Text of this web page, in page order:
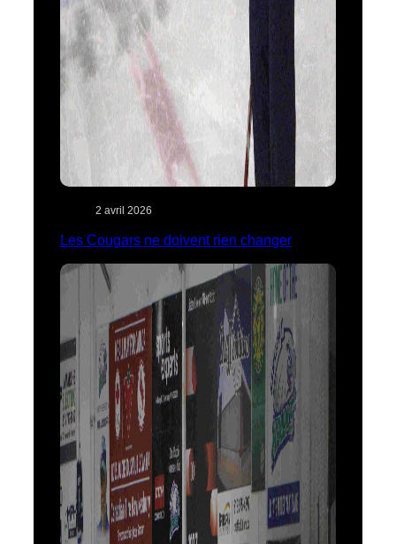
2 avril 2026
Les Cougars ne doivent rien changer